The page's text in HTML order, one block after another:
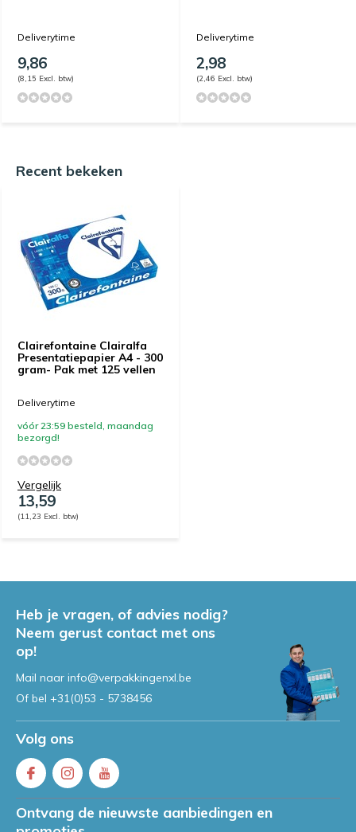
Deliverytime
9,86
(8,15 Excl. btw)
Deliverytime
2,98
(2,46 Excl. btw)
Recent bekeken
Clairefontaine Clairalfa
Presentatiepapier A4 - 300
gram- Pak met 125 vellen
Deliverytime
vóór 23:59 besteld, maandag
bezorgd!
Vergelijk
13,59
(11,23 Excl. btw)
Heb je vragen, of advies nodig?
Neem gerust contact met ons
op!
Mail naar info@verpakkingenxl.be
Of bel +31(0)53 - 5738456
Volg ons
Ontvang de nieuwste aanbiedingen en